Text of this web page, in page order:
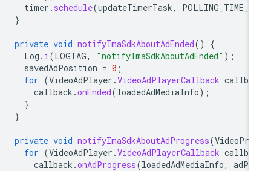
timer.schedule(updateTimerTask,
private void notifyImaSdkAboutAdEnded ()
Log.i(LOGTAG, "notifyImaSdkAboutAdEnded"
savedAdPosition
=
for (VideoAdPlayer.VideoAdPlayerCallback
callback.onEnded(loadedAdMediaInfo
private void notifyImaSdkAboutAdProgress(
for (VideoAdPlayer.VideoAdPlayerCallback
callback.onAdProgress(loadedAdMediaInfo,